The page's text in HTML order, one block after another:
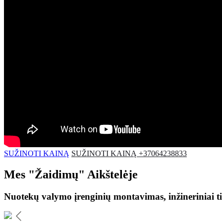
SUŽINOTI KAINĄ SUŽINOTI KAINĄ +37064238833
Mes "Žaidimų" Aikštelėje
Nuotekų valymo įrenginių montavimas, inžineriniai